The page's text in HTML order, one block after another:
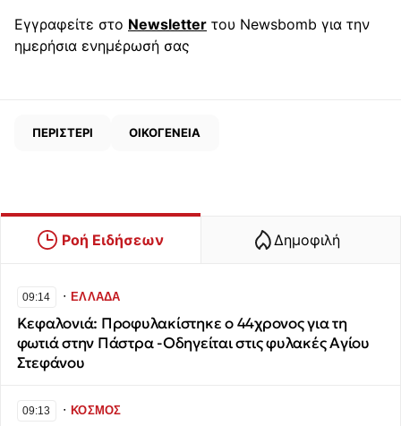
Εγγραφείτε στο Newsletter του Newsbomb για την
ημερήσια ενημέρωσή σας
ΠΕΡΙΣΤΕΡΙ ΟΙΚΟΓΕΝΕΙΑ
Ροή Ειδήσεων Δημοφιλή
09:14 ∙ΕΛΛΑΔΑ
Κεφαλονιά: Προφυλακίστηκε ο 44χρονος για τη
φωτιά στην Πάστρα -Οδηγείται στις φυλακές Αγίου
Στεφάνου
09:13 ∙ΚΟΣΜΟΣ